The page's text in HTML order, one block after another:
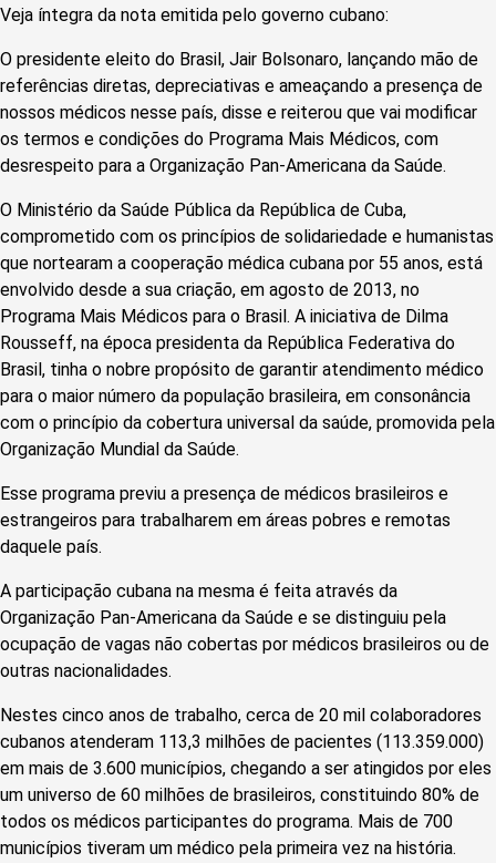
Veja íntegra da nota emitida pelo governo cubano:
O presidente eleito do Brasil, Jair Bolsonaro, lançando mão de
referências diretas, depreciativas e ameaçando a presença de
nossos médicos nesse país, disse e reiterou que vai modificar
os termos e condições do Programa Mais Médicos, com
desrespeito para a Organização Pan-Americana da Saúde.
O Ministério da Saúde Pública da República de Cuba,
comprometido com os princípios de solidariedade e humanistas
que nortearam a cooperação médica cubana por 55 anos, está
envolvido desde a sua criação, em agosto de 2013, no
Programa Mais Médicos para o Brasil. A iniciativa de Dilma
Rousseff, na época presidenta da República Federativa do
Brasil, tinha o nobre propósito de garantir atendimento médico
para o maior número da população brasileira, em consonância
com o princípio da cobertura universal da saúde, promovida pela
Organização Mundial da Saúde.
Esse programa previu a presença de médicos brasileiros e
estrangeiros para trabalharem em áreas pobres e remotas
daquele país.
A participação cubana na mesma é feita através da
Organização Pan-Americana da Saúde e se distinguiu pela
ocupação de vagas não cobertas por médicos brasileiros ou de
outras nacionalidades.
Nestes cinco anos de trabalho, cerca de 20 mil colaboradores
cubanos atenderam 113,3 milhões de pacientes (113.359.000)
em mais de 3.600 municípios, chegando a ser atingidos por eles
um universo de 60 milhões de brasileiros, constituindo 80% de
todos os médicos participantes do programa. Mais de 700
municípios tiveram um médico pela primeira vez na história.